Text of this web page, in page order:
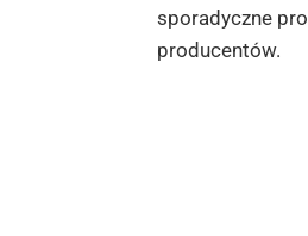
sporadyczne
producentów.